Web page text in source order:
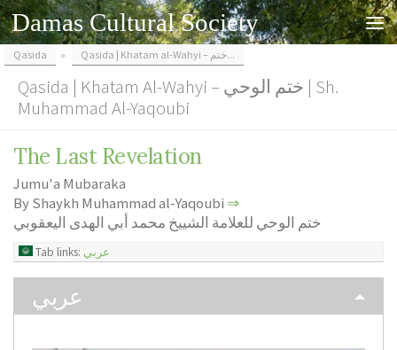
Skip to content
Damas Cultural Society
Qasida » Qasida | Khatam al-Wahyi – ختم...
Qasida | Khatam Al-Wahyi – ختم الوحي | Sh.
Muhammad Al-Yaqoubi
The Last Revelation
Jumu'a Mubaraka
By Shaykh Muhammad al-Yaqoubi ⇒
ختم الوحي للعلامة الشييخ محمد أبي الهدى اليعقوبي
Tab links: عربي
عربي